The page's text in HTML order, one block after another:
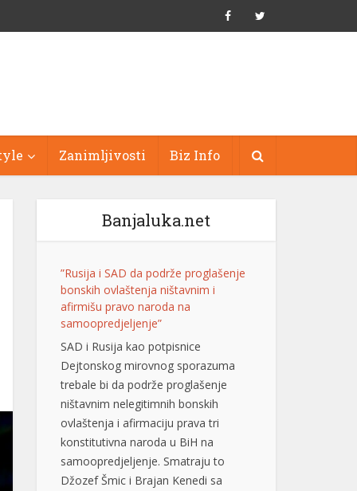
Zanimljivosti Biz Info
Banjaluka.net
”Rusija i SAD da podrže proglašenje
bonskih ovlaštenja ništavnim i
afirmišu pravo naroda na
samoopredjeljenje”
SAD i Rusija kao potpisnice
Dejtonskog mirovnog sporazuma
trebale bi da podrže proglašenje
ništavnim nelegitimnih bonskih
ovlaštenja i afirmaciju prava tri
konstitutivna naroda u BiH na
samoopredjeljenje. Smatraju to
Džozef Šmic i Brajan Kenedi sa